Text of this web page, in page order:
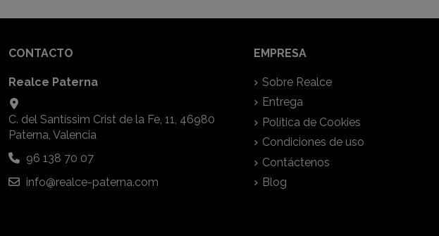
CONTACTO
Realce Paterna
C. del Santíssim Crist de la Fe, 11, 46980
Paterna, Valencia
96 138 70 07
info@realce-paterna.com
EMPRESA
Sobre Realce
Entrega
Política de Cookies
Condiciones de uso
Contáctenos
Blog